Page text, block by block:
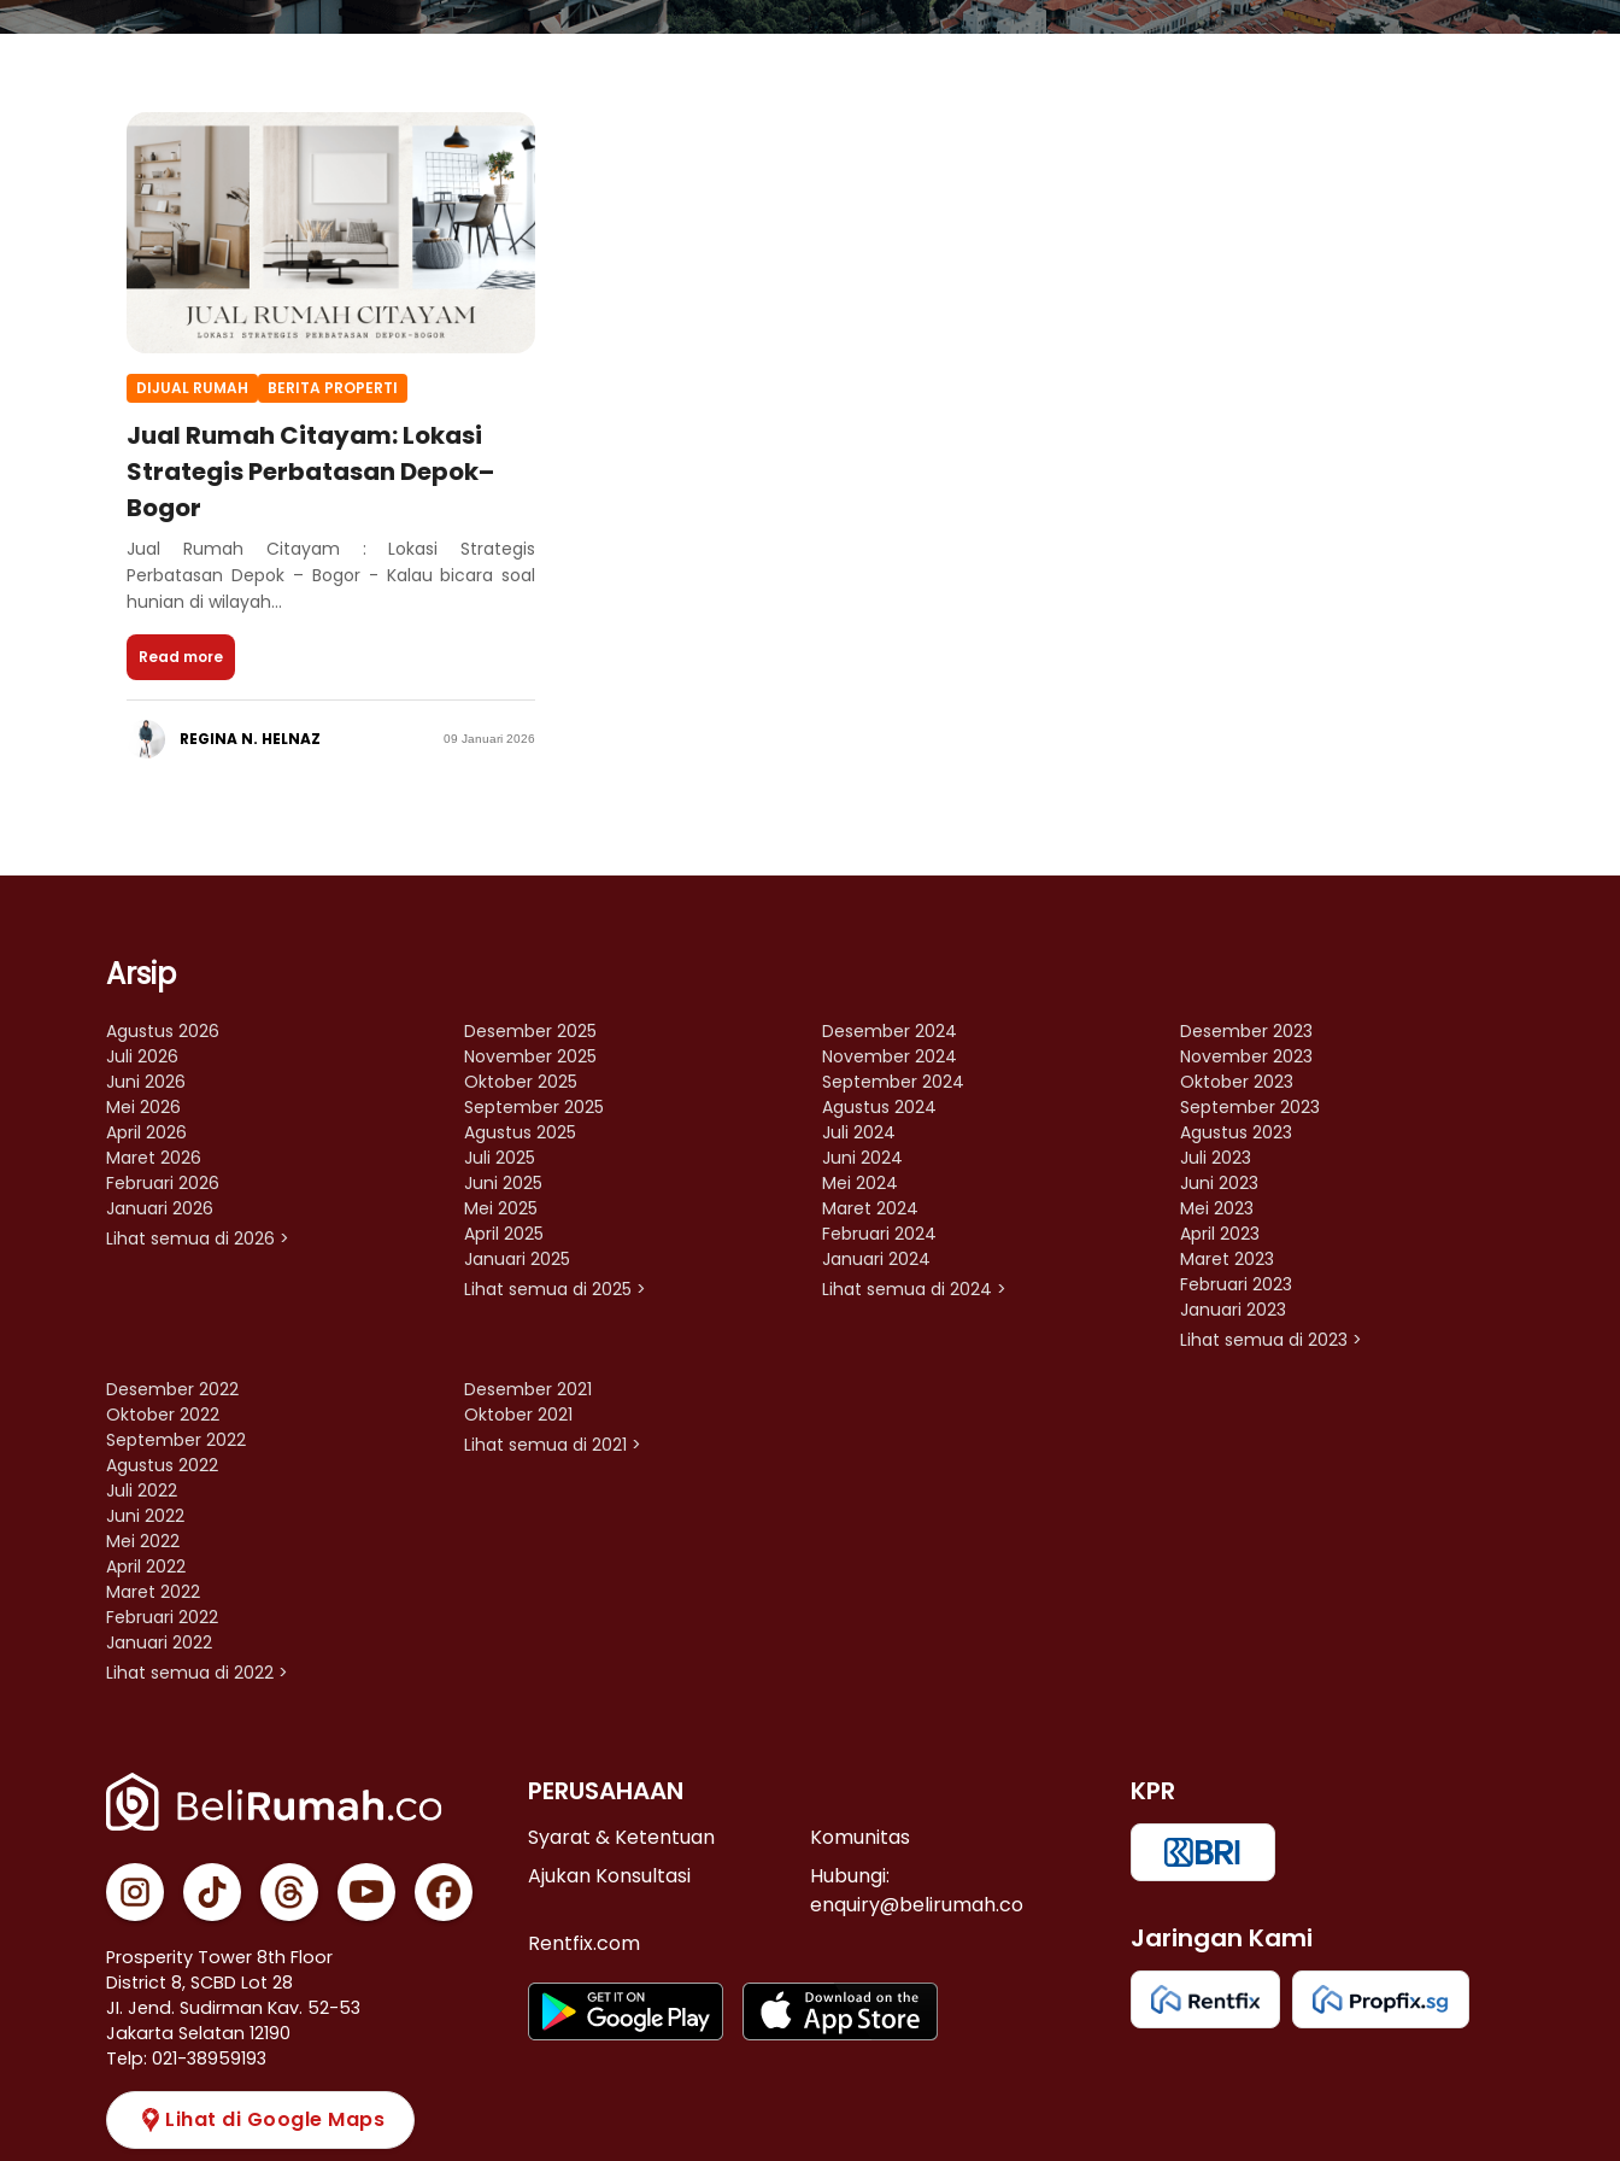
DIJUAL RUMAH BERITA PROPERTI
Jual Rumah Citayam: Lokasi
Strategis Perbatasan Depok–
Bogor
Jual Rumah Citayam : Lokasi Strategis
Perbatasan Depok – Bogor - Kalau bicara soal
hunian di wilayah...
Read more
REGINA N. HELNAZ 09 Januari 2026
Arsip
Agustus 2026
Juli 2026
Juni 2026
Mei 2026
April 2026
Maret 2026
Februari 2026
Januari 2026
Lihat semua di 2026 >
Desember 2025
November 2025
Oktober 2025
September 2025
Agustus 2025
Juli 2025
Juni 2025
Mei 2025
April 2025
Januari 2025
Lihat semua di 2025 >
Desember 2024
November 2024
September 2024
Agustus 2024
Juli 2024
Juni 2024
Mei 2024
Maret 2024
Februari 2024
Januari 2024
Lihat semua di 2024 >
Desember 2023
November 2023
Oktober 2023
September 2023
Agustus 2023
Juli 2023
Juni 2023
Mei 2023
April 2023
Maret 2023
Februari 2023
Januari 2023
Lihat semua di 2023 >
Desember 2022
Oktober 2022
September 2022
Agustus 2022
Juli 2022
Juni 2022
Mei 2022
April 2022
Maret 2022
Februari 2022
Januari 2022
Lihat semua di 2022 >
Desember 2021
Oktober 2021
Lihat semua di 2021 >
Prosperity Tower 8th Floor
District 8, SCBD Lot 28
JI. Jend. Sudirman Kav. 52-53
Jakarta Selatan 12190
Telp: 021-38959193
Lihat di Google Maps
PERUSAHAAN
Syarat & Ketentuan
Komunitas
Ajukan Konsultasi
Hubungi:
enquiry@belirumah.co
Rentfix.com
KPR
Jaringan Kami